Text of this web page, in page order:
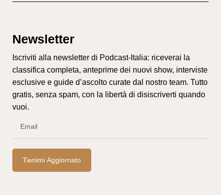
Newsletter
Iscriviti alla newsletter di Podcast-Italia: riceverai la
classifica completa, anteprime dei nuovi show, interviste
esclusive e guide d’ascolto curate dal nostro team. Tutto
gratis, senza spam, con la libertà di disiscriverti quando
vuoi.
Tienimi Aggiornato